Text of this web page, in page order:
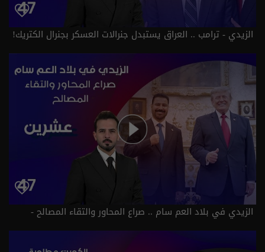
الزيدي - ترامب .. العراق يستبدل جنرالات العسكر بجنرال الكتريك!
- عشرين م٥ - الحلقة ٤٧ | الموسم 5
الزيدي في بلاد العم سام .. صراع المحاور والتقاء المصالح -
عشرين م٥ - الحلقة ٤٧ | الموسم 5